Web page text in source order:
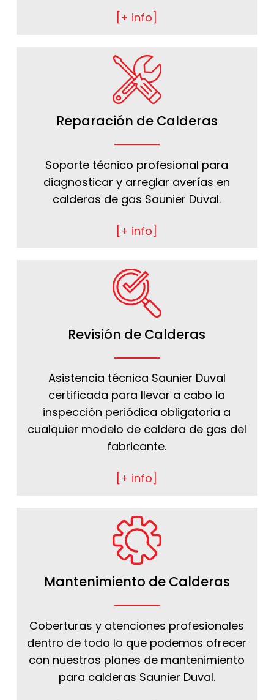
[+ info]
Reparación de Calderas
Soporte técnico profesional para
diagnosticar y arreglar averías en
calderas de gas Saunier Duval.
[+ info]
Revisión de Calderas
Asistencia técnica Saunier Duval
certificada para llevar a cabo la
inspección periódica obligatoria a
cualquier modelo de caldera de gas del
fabricante.
[+ info]
Mantenimiento de Calderas
Coberturas y atenciones profesionales
dentro de todo lo que podemos ofrecer
con nuestros planes de mantenimiento
para calderas Saunier Duval.